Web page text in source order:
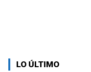
LO ÚLTIMO